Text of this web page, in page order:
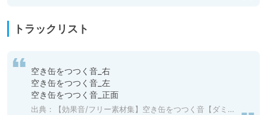
トラックリスト
空き缶をつつく音_右
空き缶をつつく音_左
空き缶をつつく音_正面
出典： 【効果音/フリー素材集】空き缶をつつく音【ダミヘ収録の高音質ASMR!】